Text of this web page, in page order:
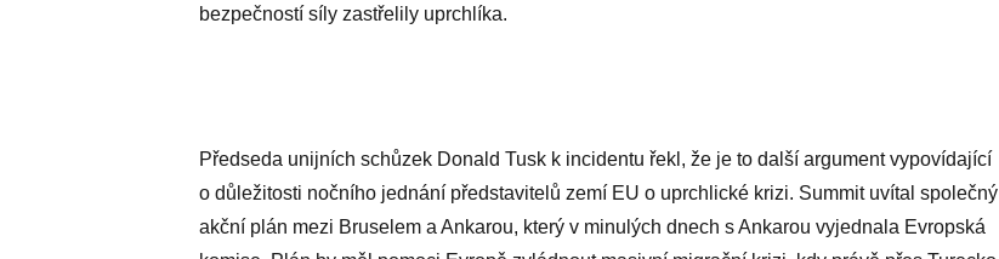
bezpečností síly zastřelily uprchlíka.
Předseda unijních schůzek Donald Tusk k incidentu řekl, že je to další argument vypovídající
o důležitosti nočního jednání představitelů zemí EU o uprchlické krizi. Summit uvítal společný
akční plán mezi Bruselem a Ankarou, který v minulých dnech s Ankarou vyjednala Evropská